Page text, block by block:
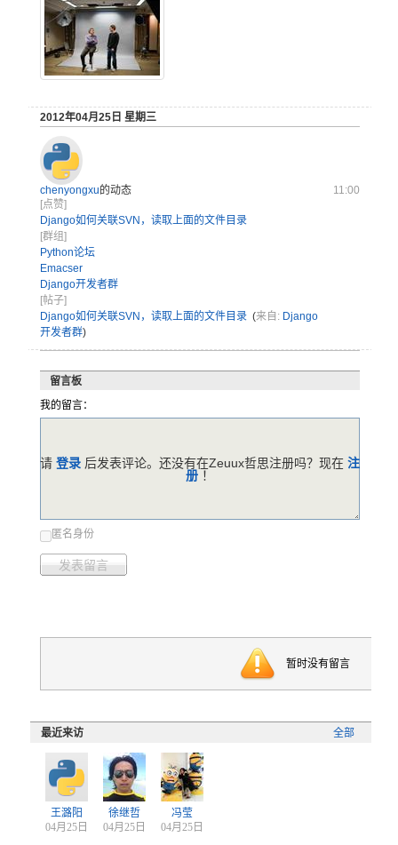
2012年04月25日 星期三
chenyongxu的动态
11:00
[点赞]
Django如何关联SVN，读取上面的文件目录
[群组]
Python论坛
Emacser
Django开发者群
[帖子]
Django如何关联SVN，读取上面的文件目录 (来自: Django
开发者群)
留言板
我的留言：
匿名身份
发表留言
请 登录 后发表评论。还没有在Zeuux哲思注册吗？现在 注
册 ！
暂时没有留言
全部
最近来访
王潞阳
04月25日
徐继哲
04月25日
冯莹
04月25日